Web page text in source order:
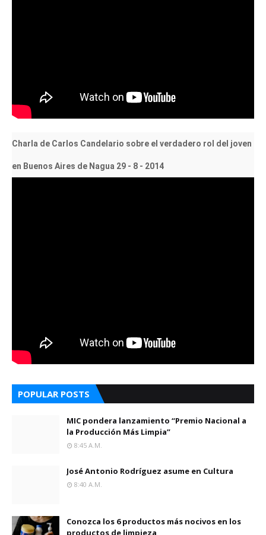
Charla de Carlos Candelario sobre el verdadero rol del joven
en Buenos Aires de Nagua 29 - 8 - 2014
POPULAR POSTS
MIC pondera lanzamiento “Premio Nacional a
la Producción Más Limpia”
8:45 A.m.
José Antonio Rodríguez asume en Cultura
8:40 A.m.
Conozca los 6 productos más nocivos en los
productos de limpieza